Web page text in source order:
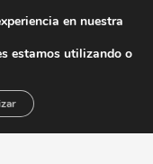
en nuestra
estamos utilizando o